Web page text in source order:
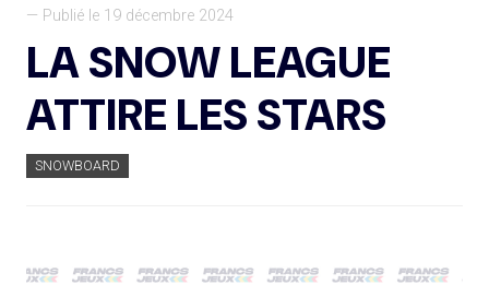
— Publié le 19 décembre 2024
LA SNOW LEAGUE
ATTIRE LES STARS
SNOWBOARD